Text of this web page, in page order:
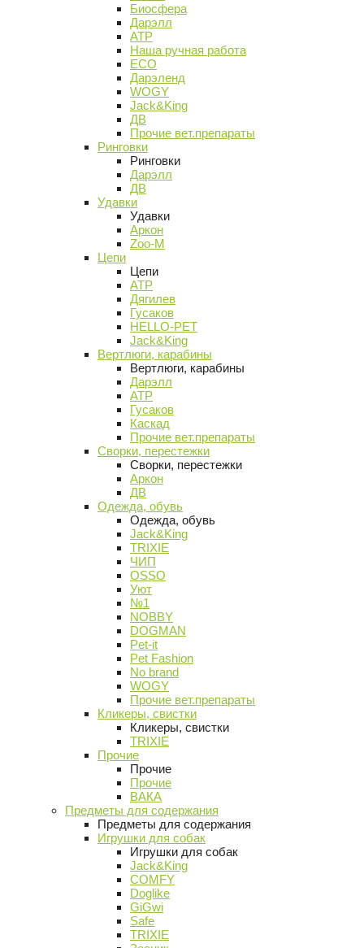
Биосфера
Дарэлл
АТР
Наша ручная работа
ECO
Дарэленд
WOGY
Jack&King
ДВ
Прочие вет.препараты
Ринговки
Ринговки
Дарэлл
ДВ
Удавки
Удавки
Аркон
Zoo-M
Цепи
Цепи
АТР
Дягилев
Гусаков
HELLO-PET
Jack&King
Вертлюги, карабины
Вертлюги, карабины
Дарэлл
АТР
Гусаков
Каскад
Прочие вет.препараты
Сворки, перестежки
Сворки, перестежки
Аркон
ДВ
Одежда, обувь
Одежда, обувь
Jack&King
TRIXIE
ЧИП
OSSO
Уют
№1
NOBBY
DOGMAN
Pet-it
Pet Fashion
No brand
WOGY
Прочие вет.препараты
Кликеры, свистки
Кликеры, свистки
TRIXIE
Прочие
Прочие
Прочие
ВАКА
Предметы для содержания
Предметы для содержания
Игрушки для собак
Игрушки для собак
Jack&King
COMFY
Doglike
GiGwi
Safe
TRIXIE